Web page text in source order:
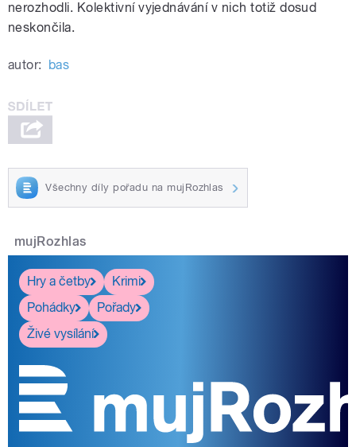
nerozhodli. Kolektivní vyjednávání v nich totiž dosud
neskončila.
autor: bas
Všechny díly pořadu na mujRozhlas
mujRozhlas
Hry a četby
Krimi
Pohádky
Pořady
Živé vysílání